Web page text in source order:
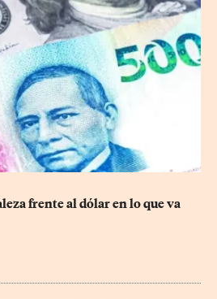
frente al dólar en lo que va